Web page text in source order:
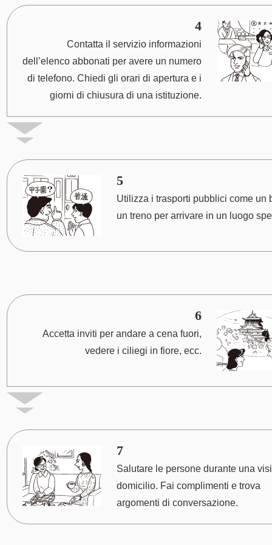
4
Contatta il servizio informazioni
dell’elenco abbonati per avere un numero
di telefono. Chiedi gli orari di apertura e i
giorni di chiusura di una istituzione.
5
Utilizza i trasporti pubblici come un
un treno per arrivare in un luogo
6
Accetta inviti per andare a cena fuori,
vedere i ciliegi in fiore, ecc.
7
Salutare le persone durante una
domicilio. Fai complimenti e trova
argomenti di conversazione.